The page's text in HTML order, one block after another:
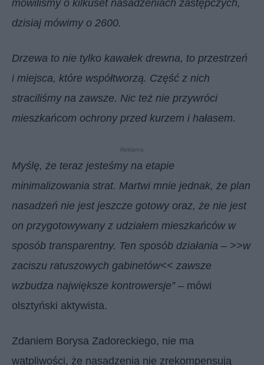
mówiliśmy o kilkuset nasadzeniach zastępczych,
dzisiaj mówimy o 2600.
Drzewa to nie tylko kawałek drewna, to przestrzeń
i miejsca, które współtworzą. Część z nich
straciliśmy na zawsze. Nic też nie przywróci
mieszkańcom ochrony przed kurzem i hałasem.
Reklama
Myślę, że teraz jesteśmy na etapie
minimalizowania strat. Martwi mnie jednak, że plan
nasadzeń nie jest jeszcze gotowy oraz, że nie jest
on przygotowywany z udziałem mieszkańców w
sposób transparentny. Ten sposób działania – >>w
zaciszu ratuszowych gabinetów<< zawsze
wzbudza największe kontrowersje”– mówi
olsztyński aktywista.
Zdaniem Borysa Zadoreckiego, nie ma
wątpliwości, że nasadzenia nie zrekompensują